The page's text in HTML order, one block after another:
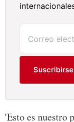
Suscribirse
'Esto es nuestro